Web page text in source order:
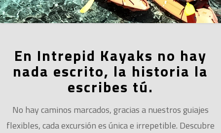
En Intrepid Kayaks no hay
nada escrito, la historia la
escribes tú.
No hay caminos marcados, gracias a nuestros guiajes
flexibles, cada excursión es única e irrepetible. Descubre